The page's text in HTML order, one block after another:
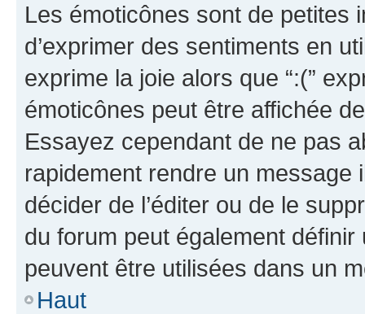
Les émoticônes sont de petites
d’exprimer des sentiments en
exprime la joie alors que “:(”
émoticônes peut être affichée
Essayez cependant de ne pas
rapidement rendre un message
décider de l’éditer ou de le
du forum peut également définir
peuvent être utilisées dans un
Haut